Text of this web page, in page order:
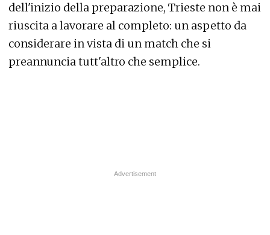
dell'inizio della preparazione, Trieste non è mai
riuscita a lavorare al completo: un aspetto da
considerare in vista di un match che si
preannuncia tutt'altro che semplice.